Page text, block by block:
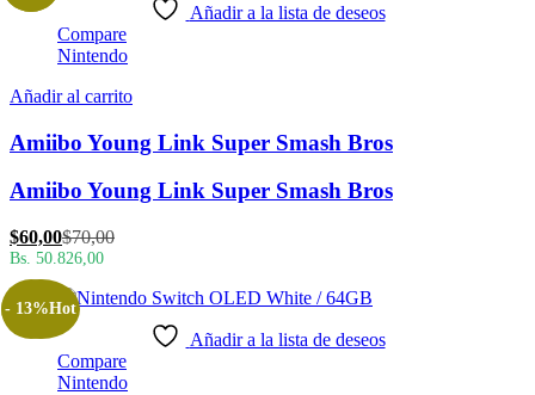
Añadir a la lista de deseos
Compare
Nintendo
Añadir al carrito
Amiibo Young Link Super Smash Bros
Amiibo Young Link Super Smash Bros
$60,00El
precio
actual
es:
$60,00.
$70,00El
era:
$70,00.
Bs. 50.826,00
Añadir a la lista de deseos
Compare
Nintendo
- 13%Hot